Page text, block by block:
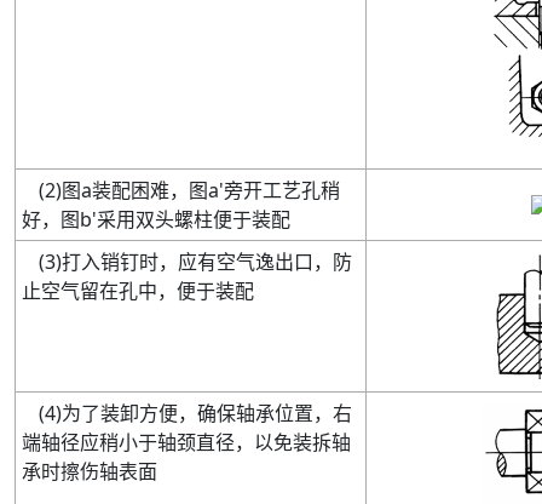
(2)图a装配困难，图a'旁开工艺孔稍
好，图b'采用双头螺柱便于装配
(3)打入销钉时，应有空气逸出口，防
止空气留在孔中，便于装配
(4)为了装卸方便，确保轴承位置，右
端轴径应稍小于轴颈直径，以免装拆轴
承时擦伤轴表面